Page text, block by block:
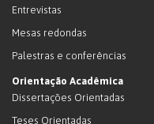
Entrevistas
Mesas redondas
Palestras e conferências
Orientação Acadêmica
Dissertações Orientadas
Teses Orientadas